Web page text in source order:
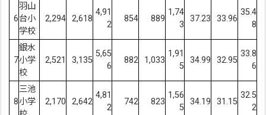
6
羽山
台小
学校
2,294 2,618
4,91
2
854 889
1,74
3
37.23 33.96
35.4
8
7
銀水
小学
校
2,521 3,135
5,65
6
882 1,033
1,91
5
34.99 32.95
33.8
6
8
三池
小学
2,170 2,642
4,81
2
742 823
1,56
5
34.19 31.15
32.5
2